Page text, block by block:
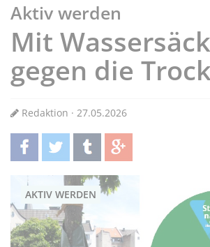
Aktiv werden
Mit
gegen die
Redaktion · 27.05.2026
teilentwittern teilen teilen
AKTIV WERDEN